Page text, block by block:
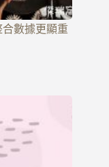
數據更顯重